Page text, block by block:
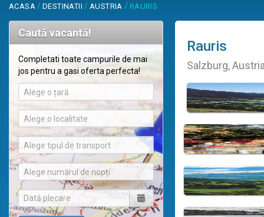
ACASA / DESTINATII / AUSTRIA / RAURIS
Caută vacantă!
Completati toate campurile de mai
jos pentru a gasi oferta perfecta!
Alege o țară
Alege o localitate
Alege tipul de transport
Alege numărul de nopți
Rauris
Salzburg,